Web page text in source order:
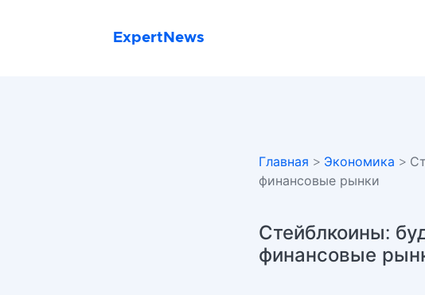
ExpertNews
Главная > Экономика >
финансовые рынки
Стейблкоины:
финансовые